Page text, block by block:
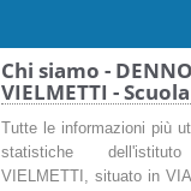
Chi siamo -
VIELMETTI -
Tutte le informazioni più
statistiche
VIELMETTI, situato in